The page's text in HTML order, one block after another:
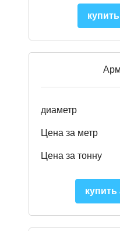
диаметр
Цена за метр
Цена за тонну
купить